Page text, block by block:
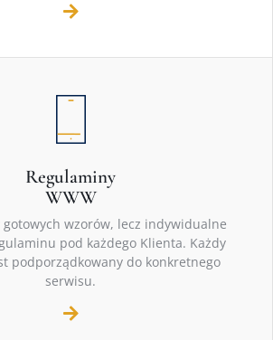
Regulaminy
WWW
wzorów, lecz indywidualne
pod każdego Klienta. Każdy
podporządkowany do konkretnego
serwisu.